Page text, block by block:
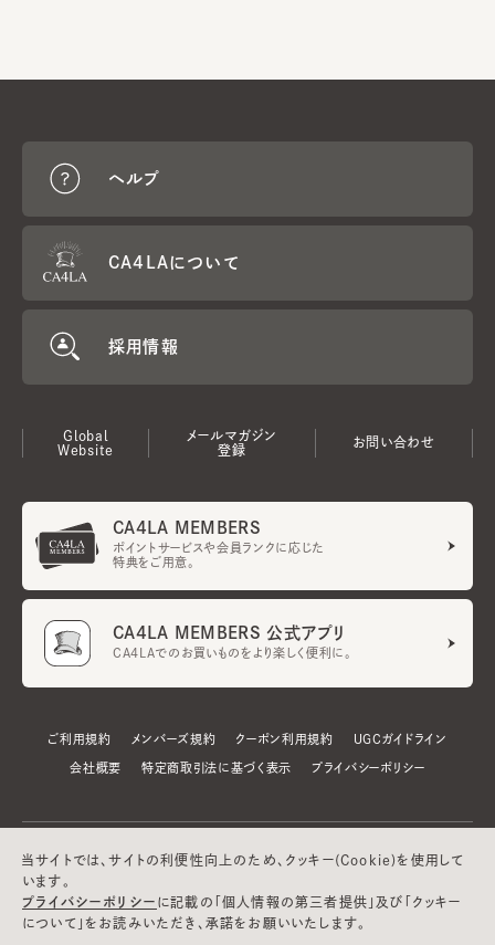
ヘルプ
CA4LAについて
採用情報
Global
Website
メールマガジン
登録
お問い合わせ
CA4LA MEMBERS
ポイントサービスや会員ランクに応じた
特典をご用意。
CA4LA MEMBERS 公式アプリ
CA4LAでのお買いものをより楽しく便利に。
ご利用規約 メンバーズ規約 クーポン利用規約 UGCガイドライン
会社概要 特定商取引法に基づく表示 プライバシーポリシー
当サイトでは、サイトの利便性向上のため、クッキー(Cookie)を使用して
います。
プライバシーポリシー に記載の「個人情報の第三者提供」及び「クッキー
について」をお読みいただき、承諾をお願いいたします。